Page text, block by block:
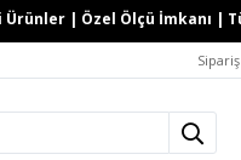
| Özel Ölçü İmkanı |